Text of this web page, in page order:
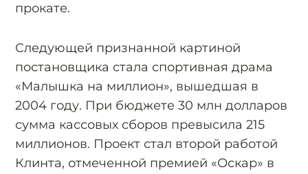
прокате.
Следующей признанной картиной
постановщика стала спортивная драма
«Малышка на миллион», вышедшая в
2004 году. При бюджете 30 млн долларов
сумма кассовых сборов превысила 215
миллионов. Проект стал второй работой
Клинта, отмеченной премией «Оскар» в